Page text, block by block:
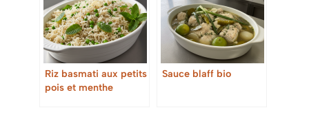
Riz basmati aux petits
pois et menthe
Sauce blaff bio